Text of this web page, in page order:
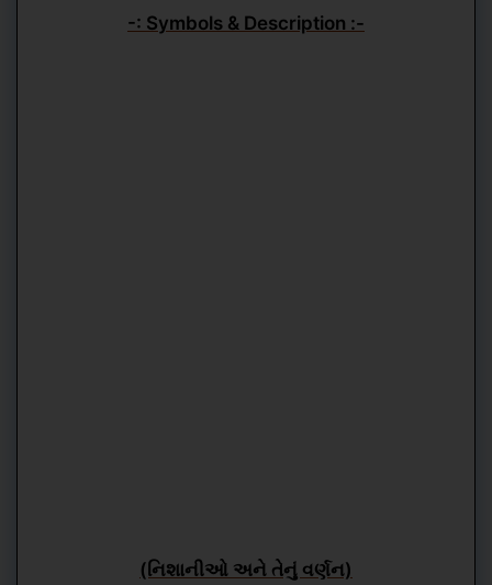
-: Symbols & Description :-
(નિશાનીઓ અને તેનું વર્ણન)